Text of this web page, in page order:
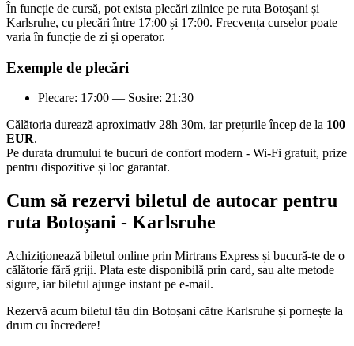
În funcție de cursă, pot exista plecări zilnice pe ruta Botoșani și
Karlsruhe, cu plecări între 17:00 și 17:00. Frecvența curselor poate
varia în funcție de zi și operator.
Exemple de plecări
Plecare: 17:00 — Sosire: 21:30
Călătoria durează aproximativ 28h 30m, iar prețurile încep de la 100
EUR.
Pe durata drumului te bucuri de confort modern - Wi-Fi gratuit, prize
pentru dispozitive și loc garantat.
Cum să rezervi biletul de autocar pentru
ruta Botoșani - Karlsruhe
Achiziționează biletul online prin Mirtrans Express și bucură-te de o
călătorie fără griji. Plata este disponibilă prin card, sau alte metode
sigure, iar biletul ajunge instant pe e-mail.
Rezervă acum biletul tău din Botoșani către Karlsruhe și pornește la
drum cu încredere!